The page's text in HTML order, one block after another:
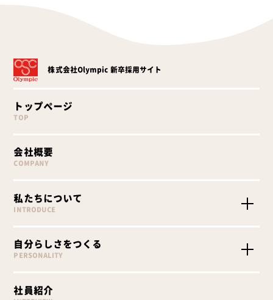
株式会社Olympic 新卒採用サイト
トップページ
TOP
会社概要
COMPANY
私たちについて
INTRODUCE
Olympicが求める人物像
Olympicの採用
自分らしさをつくる
PERSONALITY
教育プログラム
社員紹介